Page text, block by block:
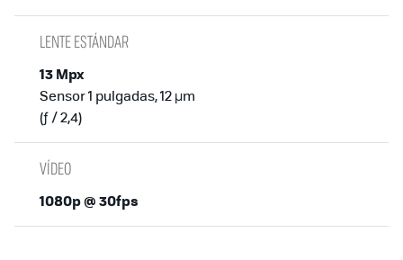
LENTE ESTÁNDAR
13 Mpx
Sensor 1 pulgadas, 12 µm
(ƒ / 2,4)
VÍDEO
1080p @ 30fps